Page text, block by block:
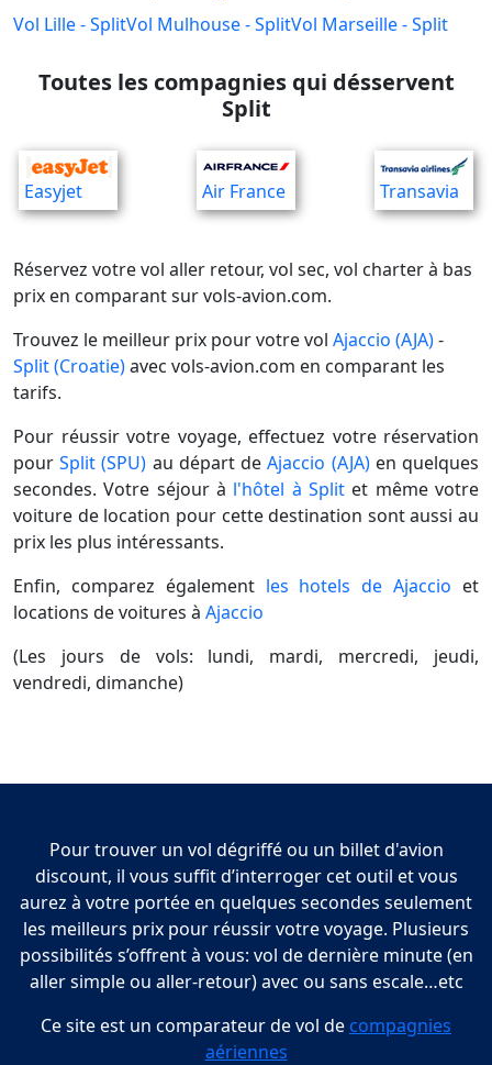
Vol Lille - SplitVol Mulhouse - SplitVol Marseille - Split
Toutes les compagnies qui désservent
Split
Easyjet Air France Transavia
Réservez votre vol aller retour, vol sec, vol charter à bas
prix en comparant sur vols-avion.com.
Trouvez le meilleur prix pour votre vol Ajaccio (AJA)-
Split (Croatie)avec vols-avion.com en comparant les
tarifs.
Pour réussir votre voyage, effectuez votre réservation
pourSplit (SPU) au départ deAjaccio (AJA)en quelques
secondes. Votre séjour à l'hôtel à Split et même votre
voiture de location pour cette destination sont aussi au
prix les plus intéressants.
Enfin, comparez également les hotels de Ajaccio et
locations de voitures à Ajaccio
(Les jours de vols: lundi, mardi, mercredi, jeudi,
vendredi, dimanche)
Pour trouver un vol dégriffé ou un billet d'avion
discount, il vous suffit d’interroger cet outil et vous
aurez à votre portée en quelques secondes seulement
les meilleurs prix pour réussir votre voyage. Plusieurs
possibilités s’offrent à vous: vol de dernière minute (en
aller simple ou aller-retour) avec ou sans escale…etc
Ce site est un comparateur de vol de compagnies
aériennes